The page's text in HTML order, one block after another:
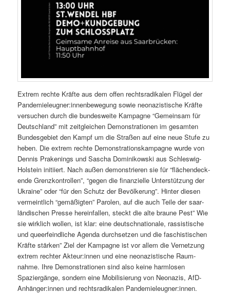
Extrem rechte Kräfte aus dem offen recht­sradikalen Flügel der
Pandemieleugner:innenbewegung sowie neon­azis­tis­che Kräfte
ver­suchen durch die bun­desweite Kam­pagne “Gemein­sam für
Deutsch­land” mit zeit­gle­ichen Demon­stra­tio­nen im gesamten
Bun­des­ge­bi­et den Kampf um die Straßen auf eine neue Stufe zu
heben. Die extrem rechte Demon­stra­tionskam­pagne wurde von
Den­nis Prak­en­ings und Sascha Dominikows­ki aus Schleswig-
Hol­stein ini­ti­iert. Nach außen demon­stri­eren sie für “flächen­deck­
ende Gren­zkon­trollen”, “gegen die finanzielle Unter­stützung der
Ukraine” oder “für den Schutz der Bevölkerung”. Hin­ter diesen
ver­meintlich “gemäßigten” Parolen, auf die auch Teile der saar­
ländis­chen Presse here­in­fall­en, steckt die alte braune Pest” Wie
sie wirk­lich wollen, ist klar: eine deutschna­tionale, ras­sis­tis­che
und queer­feindliche Agen­da durch­set­zen und die faschis­tis­chen
Kräfte stärken” Ziel der Kam­pagne ist vor allem die Ver­net­zung
extrem rechter Akteur:innen und eine neon­azis­tis­che Raum­
nahme. Ihre Demon­stra­tio­nen sind also keine harm­losen
Spaziergänge, son­dern eine Mobil­isierung von Neon­azis, AfD-
Anhänger:innen und recht­sradikalen Pandemieleugner:innen.